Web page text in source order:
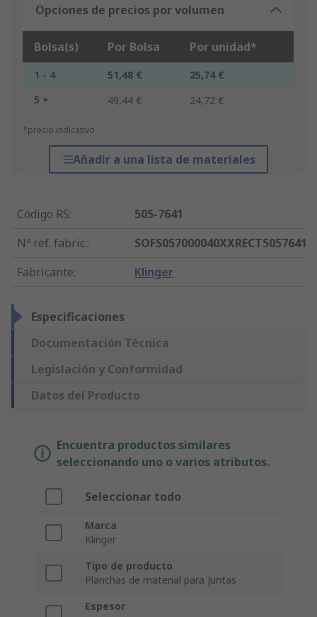
Opciones de precios por volumen
Bolsa(s) Por Bolsa Por unidad*
1 - 4 51,48 €
25,74 €
5 +
49,44 € 24,72 €
*precio indicativo
Añadir a una lista de materiales
Código RS:
505-7641
Nº ref. fabric.:
SOFS057000040XXRECT5057641
Fabricante: Klinger
Especificaciones
Documentación Técnica
Legislación y Conformidad
Datos del Producto
Encuentra productos similares
seleccionando uno o varios atributos.
Seleccionar todo
Marca
Klinger
Tipo de producto
Planchas de material para juntas
Espesor